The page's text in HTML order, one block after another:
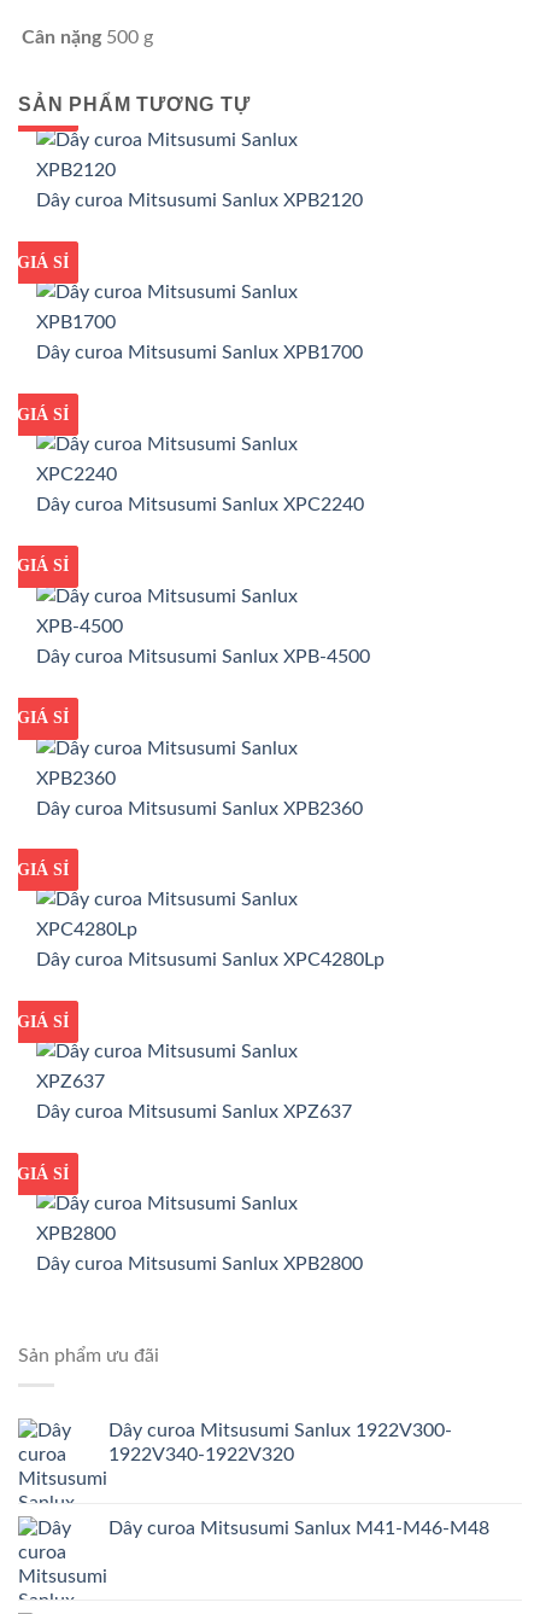
Cân nặng 500 g
SẢN PHẨM TƯƠNG TỰ
GIÁ TỐT
GIÁ SỈ
Dây curoa Mitsusumi Sanlux XPB2120
GIÁ TỐT
GIÁ SỈ
Dây curoa Mitsusumi Sanlux XPB1700
GIÁ TỐT
GIÁ SỈ
Dây curoa Mitsusumi Sanlux XPC2240
GIÁ TỐT
GIÁ SỈ
Dây curoa Mitsusumi Sanlux XPB-4500
GIÁ TỐT
GIÁ SỈ
Dây curoa Mitsusumi Sanlux XPB2360
GIÁ TỐT
GIÁ SỈ
Dây curoa Mitsusumi Sanlux XPC4280Lp
GIÁ TỐT
GIÁ SỈ
Dây curoa Mitsusumi Sanlux XPZ637
GIÁ TỐT
GIÁ SỈ
Dây curoa Mitsusumi Sanlux XPB2800
Sản phẩm ưu đãi
Dây curoa Mitsusumi Sanlux 1922V300-
1922V340-1922V320
Dây curoa Mitsusumi Sanlux M41-M46-M48